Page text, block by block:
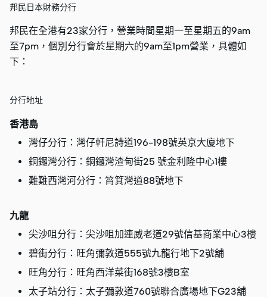
邦民日本財務分行
邦民在全港有23家分行，營業時間星期一至星期五的9am
至7pm，個別分行會於星期六的9am至1pm營業，具體如
下：
分行地址
香港島
灣仔分行：灣仔軒尼詩道196-198號英京大廈地下
銅鑼灣分行：銅鑼灣渣甸街25 號金利隆中心1樓
難難西灣河分行：筲箕灣道88號地下
九龍
尖沙咀分行：尖沙咀加連威老道29號信基商業中心3樓
碧街分行：旺角彌敦道555號九龍行地下2號舖
旺角分行：旺角西洋菜街168號3樓B室
太子站分行：太子彌敦道760號聯合廣場地下G23舖